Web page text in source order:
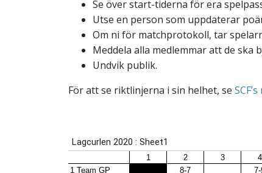
Se över start-tiderna för era
Utse en person som uppdaterar
Om ni för matchprotokoll, tar
Meddela alla medlemmar att de ska
Undvik publik.
För att se riktlinjerna i sin helhet, se